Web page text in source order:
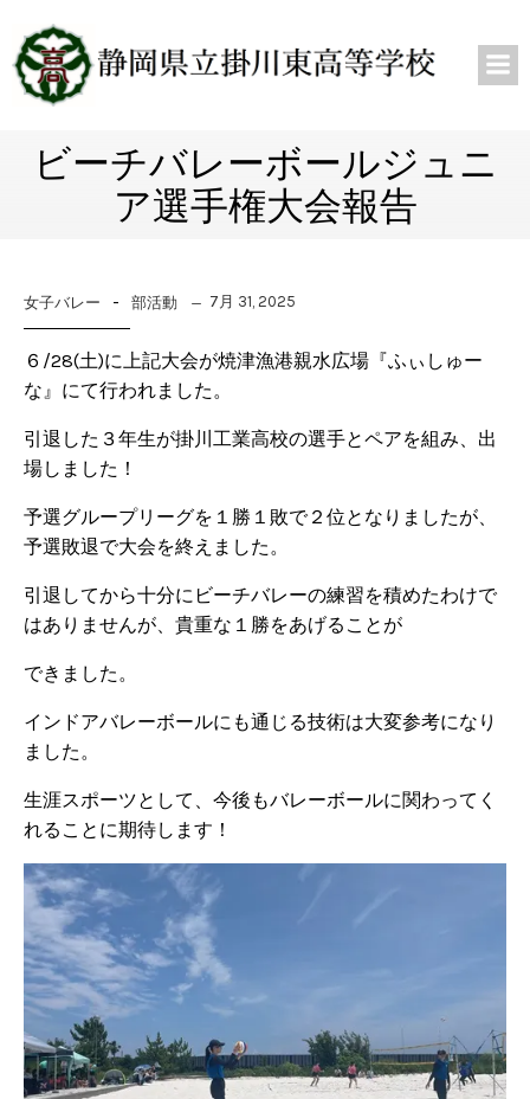
ビーチバレーボールジュニ
ア選手権大会報告
女子バレー - 部活動 7月 31, 2025
６/28(土)に上記大会が焼津漁港親水広場『ふぃしゅー
な』にて行われました。
引退した３年生が掛川工業高校の選手とペアを組み、出
場しました！
予選グループリーグを１勝１敗で２位となりましたが、
予選敗退で大会を終えました。
引退してから十分にビーチバレーの練習を積めたわけで
はありませんが、貴重な１勝をあげることが
できました。
インドアバレーボールにも通じる技術は大変参考になり
ました。
生涯スポーツとして、今後もバレーボールに関わってく
れることに期待します！